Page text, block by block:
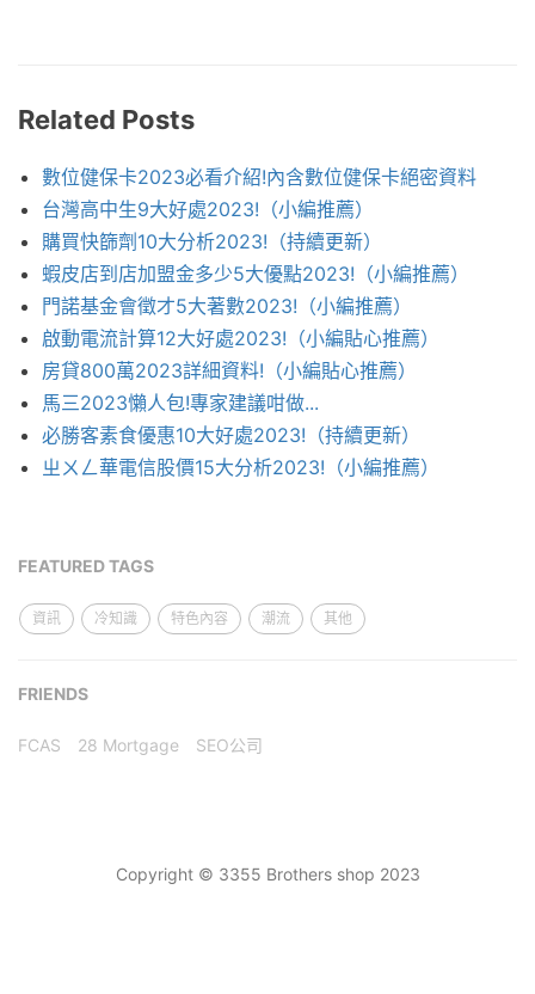
Related Posts
數位健保卡2023必看介紹!內含數位健保卡絕密資料
台灣高中生9大好處2023!（小編推薦）
購買快篩劑10大分析2023!（持續更新）
蝦皮店到店加盟金多少5大優點2023!（小編推薦）
門諾基金會徵才5大著數2023!（小編推薦）
啟動電流計算12大好處2023!（小編貼心推薦）
房貸800萬2023詳細資料!（小編貼心推薦）
馬三2023懶人包!專家建議咁做...
必勝客素食優惠10大好處2023!（持續更新）
ㄓㄨㄥ華電信股價15大分析2023!（小編推薦）
FEATURED TAGS
資訊 冷知識 特色內容 潮流 其他
FRIENDS
FCAS 28 Mortgage SEO公司
Copyright © 3355 Brothers shop 2023